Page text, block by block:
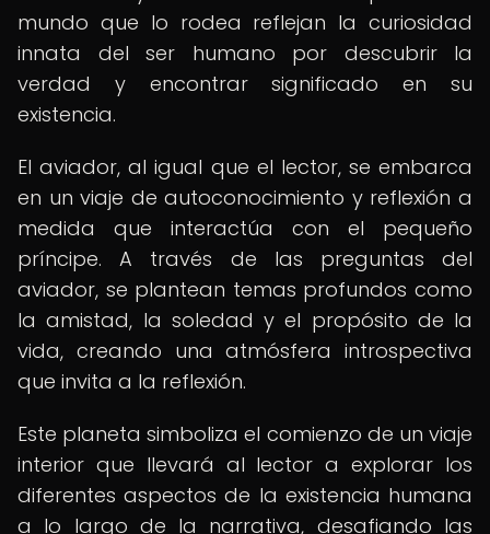
mundo que lo rodea reflejan la curiosidad
innata del ser humano por descubrir la
verdad y encontrar significado en su
existencia.
El aviador, al igual que el lector, se embarca
en un viaje de autoconocimiento y reflexión a
medida que interactúa con el pequeño
príncipe. A través de las preguntas del
aviador, se plantean temas profundos como
la amistad, la soledad y el propósito de la
vida, creando una atmósfera introspectiva
que invita a la reflexión.
Este planeta simboliza el comienzo de un viaje
interior que llevará al lector a explorar los
diferentes aspectos de la existencia humana
a lo largo de la narrativa, desafiando las